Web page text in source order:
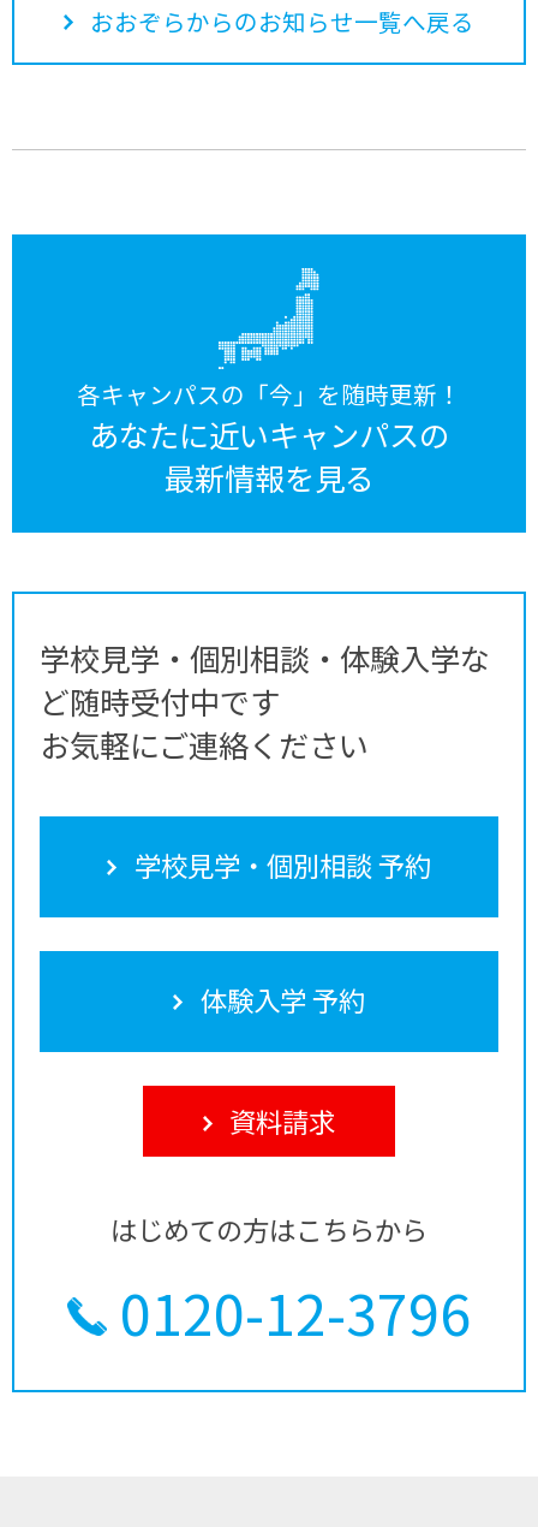
おおぞらからのお知らせ一覧へ戻る
各キャンパスの「今」を随時更新！
あなたに近いキャンパスの
最新情報を見る
学校見学・個別相談・体験入学な
ど随時受付中です
お気軽にご連絡ください
学校見学・個別相談 予約
体験入学 予約
資料請求
はじめての方はこちらから
0120-12-3796